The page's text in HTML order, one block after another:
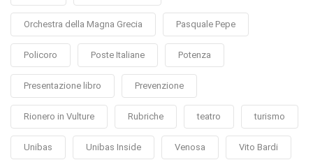
Orchestra della Magna Grecia Pasquale Pepe
Policoro Poste Italiane Potenza
Presentazione libro Prevenzione
Rionero in Vulture Rubriche teatro turismo
Unibas Unibas Inside Venosa Vito Bardi